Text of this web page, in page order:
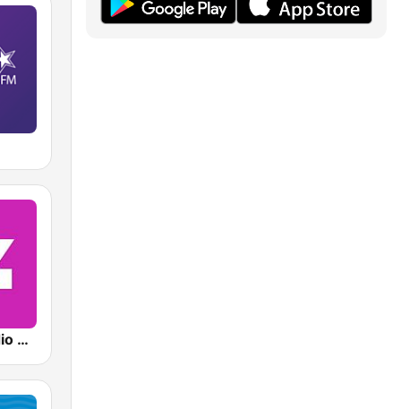
Sveriges Radio P4 Stockholm